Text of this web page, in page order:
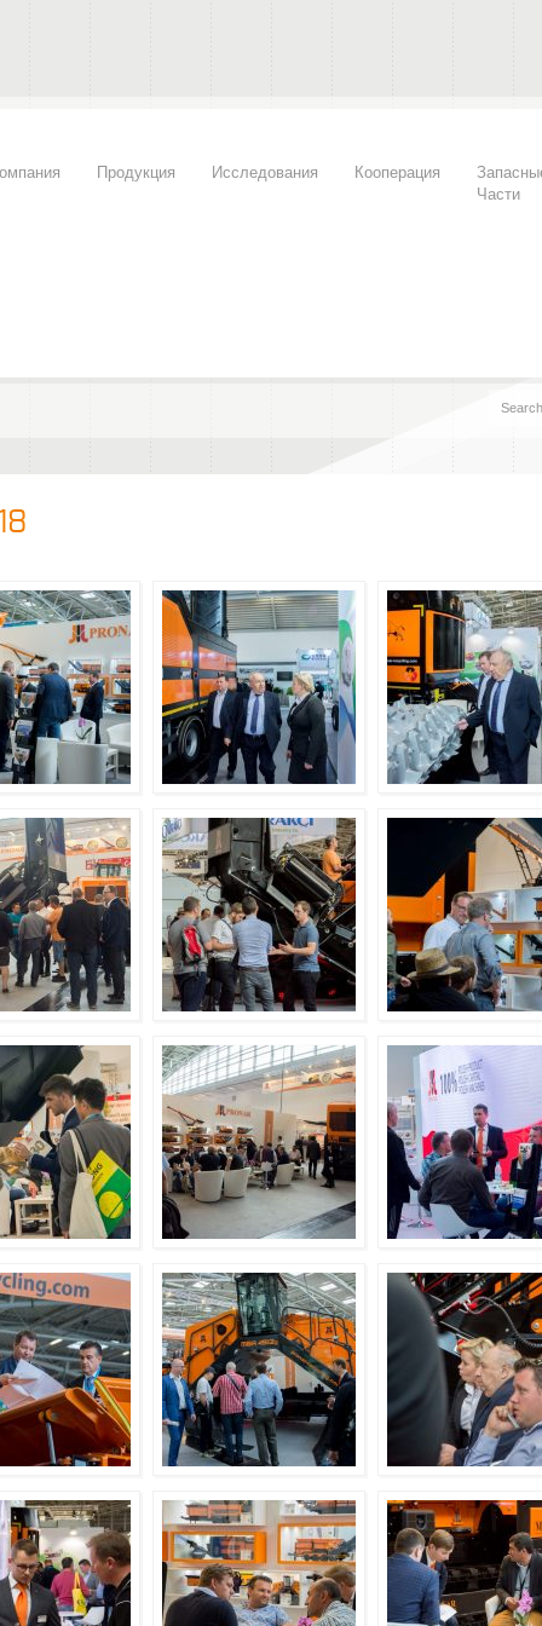
Продукция Исследования Кооперация
Части